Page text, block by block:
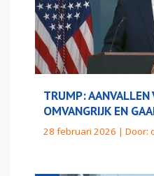
TRUMP: AANVALLEN
OMVANGRIJK EN
28 februari 2026 | Door: